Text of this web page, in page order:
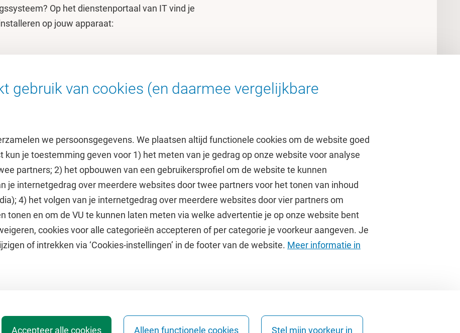
Op het dienstenportaal van IT vind je
op jouw apparaat:
gebruik van cookies (en daarmee vergelijkbare
we persoonsgegevens. We plaatsen altijd functionele cookies om de website goed
je toestemming geven voor 1) het meten van je gedrag op onze website voor analyse
partners; 2) het opbouwen van een gebruikersprofiel om de website te kunnen
je internetgedrag over meerdere websites door twee partners voor het tonen van inhoud
4) het volgen van je internetgedrag over meerdere websites door vier partners om
tonen en om de VU te kunnen laten meten via welke advertentie je op onze website bent
cookies voor alle categorieën accepteren of per categorie je voorkeur aangeven. Je
of intrekken via ‘Cookies-instellingen’ in de footer van de website. Meer informatie in
Accepteer alle cookies Alleen functionele cookies Stel mijn voorkeur in
jaarkalender
Uitgelicht
Doneer aan het VUfonds
VU Magazine
Over de VU
Contact en route
Werken bij de VU